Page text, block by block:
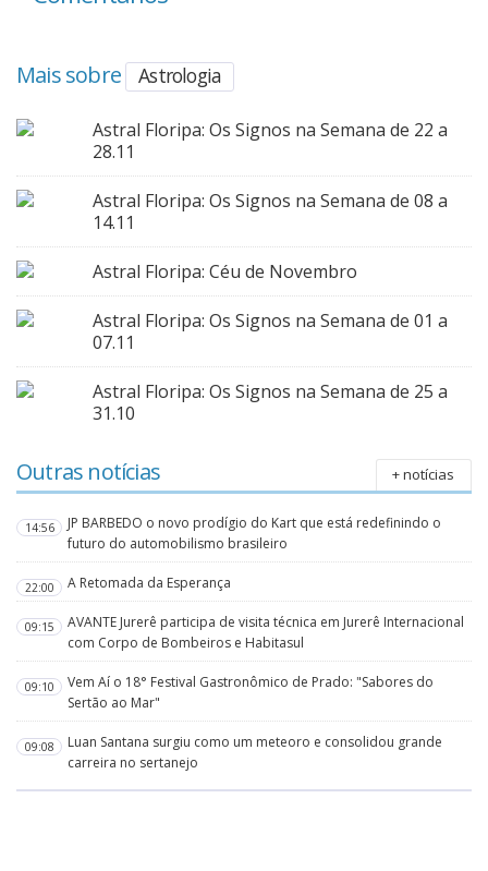
Mais sobre Astrologia
Astral Floripa: Os Signos na Semana de 22 a
28.11
Astral Floripa: Os Signos na Semana de 08 a
14.11
Astral Floripa: Céu de Novembro
Astral Floripa: Os Signos na Semana de 01 a
07.11
Astral Floripa: Os Signos na Semana de 25 a
31.10
Outras notícias + notícias
14:56
JP BARBEDO o novo prodígio do Kart que está redefinindo o
futuro do automobilismo brasileiro
22:00 A Retomada da Esperança
09:15
AVANTE Jurerê participa de visita técnica em Jurerê Internacional
com Corpo de Bombeiros e Habitasul
09:10
Vem Aí o 18° Festival Gastronômico de Prado: "Sabores do
Sertão ao Mar"
09:08
Luan Santana surgiu como um meteoro e consolidou grande
carreira no sertanejo